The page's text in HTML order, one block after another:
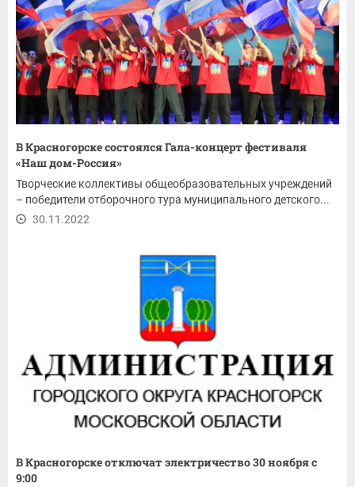
В Красногорске состоялся Гала-концерт фестиваля
«Наш дом-Россия»
Творческие коллективы общеобразовательных учреждений
– победители отборочного тура муниципального детского...
30.11.2022
В Красногорске отключат электричество 30 ноября с
9:00